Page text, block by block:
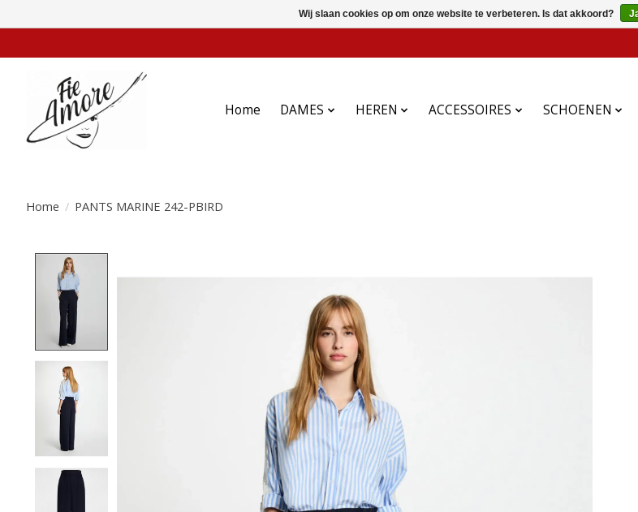
Home DAMES HEREN ACCESSOIRES SCHOENEN
Home / PANTS MARINE 242-PBIRD
Wij slaan cookies op om onze website te verbeteren. Is dat akkoord?